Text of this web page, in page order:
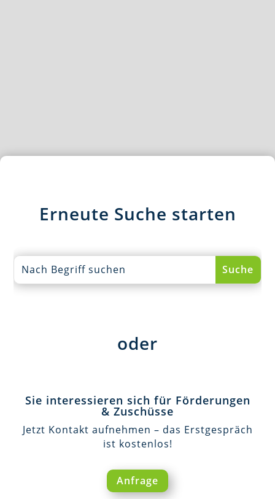
Erneute Suche starten
oder
Sie interessieren sich für Förderungen
& Zuschüsse
Jetzt Kontakt aufnehmen – das Erstgespräch
ist kostenlos!
Anfrage